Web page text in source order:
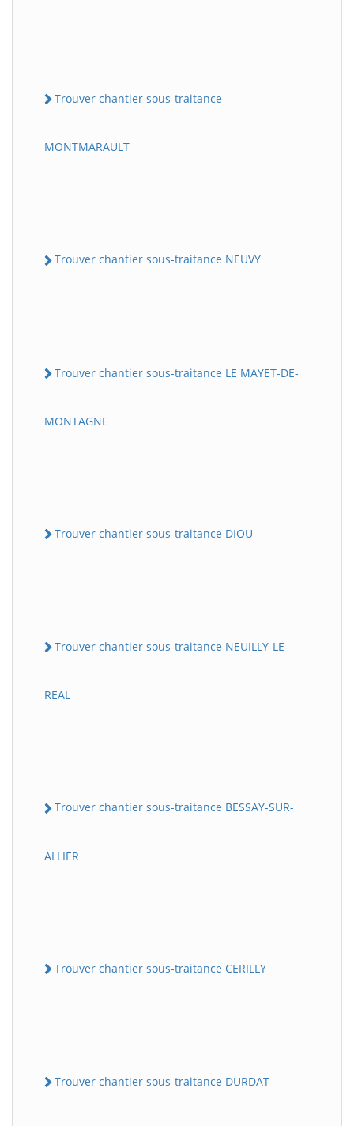
Trouver chantier sous-traitance
MONTMARAULT
Trouver chantier sous-traitance NEUVY
Trouver chantier sous-traitance LE MAYET-DE-
MONTAGNE
Trouver chantier sous-traitance DIOU
Trouver chantier sous-traitance NEUILLY-LE-
REAL
Trouver chantier sous-traitance BESSAY-SUR-
ALLIER
Trouver chantier sous-traitance CERILLY
Trouver chantier sous-traitance DURDAT-